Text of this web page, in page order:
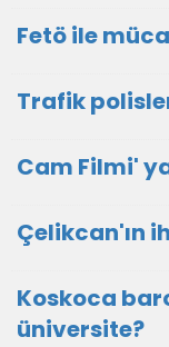
Fetö ile
Trafik
Cam Filmi'
Çelikcan'ın
Koskoca
üniversite?